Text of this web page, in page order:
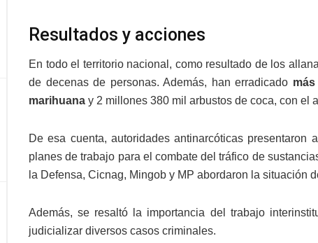
Resultados y acciones
En todo el territorio nacional, como resultado de los
de decenas de personas. Además, han erradicado
marihuana y 2 millones 380 mil arbustos de coca, con el
De esa cuenta, autoridades antinarcóticas presentaron
planes de trabajo para el combate del tráfico de
la Defensa, Cicnag, Mingob y MP abordaron la situación
Además, se resaltó la importancia del trabajo
judicializar diversos casos criminales.